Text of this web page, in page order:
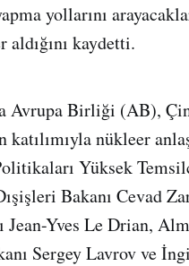
yollarını
kaydetti.
Avrupa Birliği (AB),
nükleer
Yüksek
Bakanı Cevad
Jean-Yves Le Drian,
Sergey Lavrov ve